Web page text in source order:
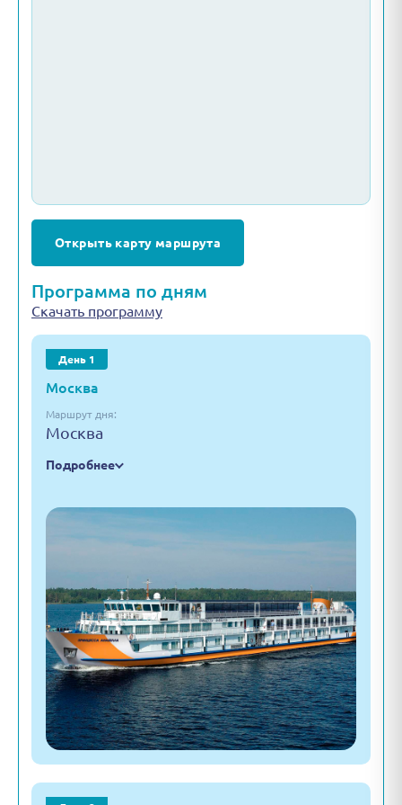
Открыть карту маршрута
Программа по дням
Скачать программу
День 1
Москва
Маршрут дня:
Москва
Подробнее